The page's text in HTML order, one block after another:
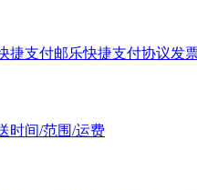
捷支付邮乐快捷支付协议发
时间/范围/运费